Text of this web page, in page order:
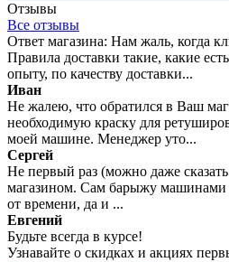
Отзывы
Все отзывы
Ответ магазина: Нам жаль, когда
Правила доставки такие, какие
опыту, по качеству доставки...
Иван
Не жалею, что обратился в Ваш
необходимую краску для
моей машине. Менеджер уто...
Сергей
Не первый раз (можно даже
магазином. Сам барыжу машинами
от времени, да и ...
Евгений
Будьте всегда в курсе!
Узнавайте о скидках и акциях